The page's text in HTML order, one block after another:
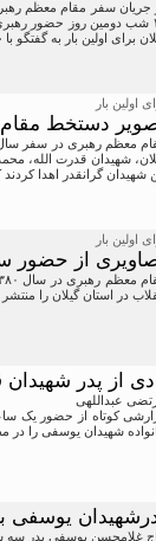
برای اولین بار به
اولین بار
دستخط مقام
شهیدان قدرت الله،
شهیدان گرانقدر اهدا
اولین بار
از حضور
در استان گیلان را منتشر
از پدر
عبداللهی
کوتاه از حضور یک
شهیدان یوسفی را در
یوسفی
غلامحسن یوسفی پدر سه